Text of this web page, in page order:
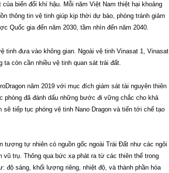
biến đổi khí hậu. Mỗi năm Việt Nam thiệt hại khoảng
thông tin vệ tinh giúp kịp thời dự báo, phòng tránh giảm
Quốc gia đến năm 2030, tầm nhìn đến năm 2040.
tinh đưa vào không gian. Ngoài vệ tinh Vinasat 1, Vinasat
còn cần nhiều vệ tinh quan sát trái đất.
năm 2019 với mục đích giám sát tài nguyên thiên
phòng đã đánh dấu những bước đi vững chắc cho khả
tiếp tục phóng vệ tinh Nano Dragon và tiến tới chế tạo
tự nhiên có nguồn gốc ngoài Trái Đất như các ngôi
trụ. Thông qua bức xạ phát ra từ các thiên thể trong
sáng, khối lượng riêng, nhiệt độ, và thành phần hóa